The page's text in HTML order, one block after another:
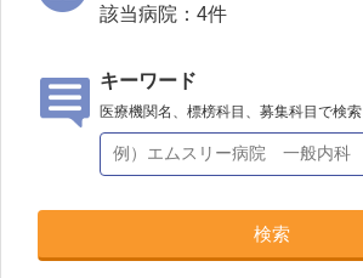
該当病院： 4件
キーワード
医療機関名、標榜科目、募集科目で検索
検索